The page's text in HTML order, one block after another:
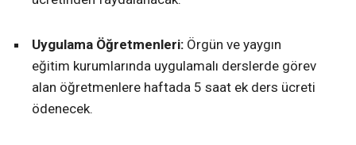
Uygulama Öğretmenleri: Örgün ve yaygın
eğitim kurumlarında uygulamalı derslerde görev
alan öğretmenlere haftada 5 saat ek ders ücreti
ödenecek.